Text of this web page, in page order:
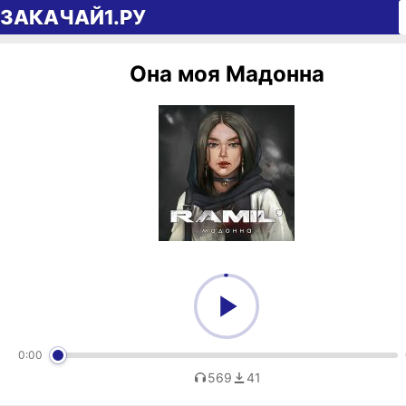
Перейти к содержимому
ЗАКАЧАЙ1.РУ
Она моя Мадонна
0:00
569 41